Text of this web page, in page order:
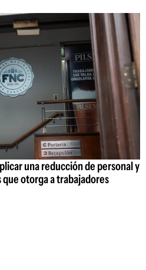
una reducción de personal y
otorga a trabajadores